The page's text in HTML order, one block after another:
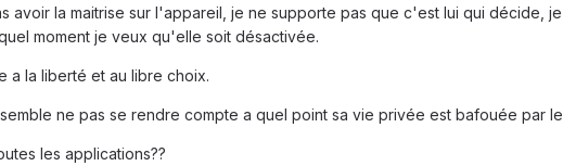
avoir la maitrise sur l'appareil, je ne supporte pas que c'est lui qui décide,
moment je veux qu'elle soit désactivée.
a la liberté et au libre choix.
ne pas se rendre compte a quel point sa vie privée est bafouée par
les applications??